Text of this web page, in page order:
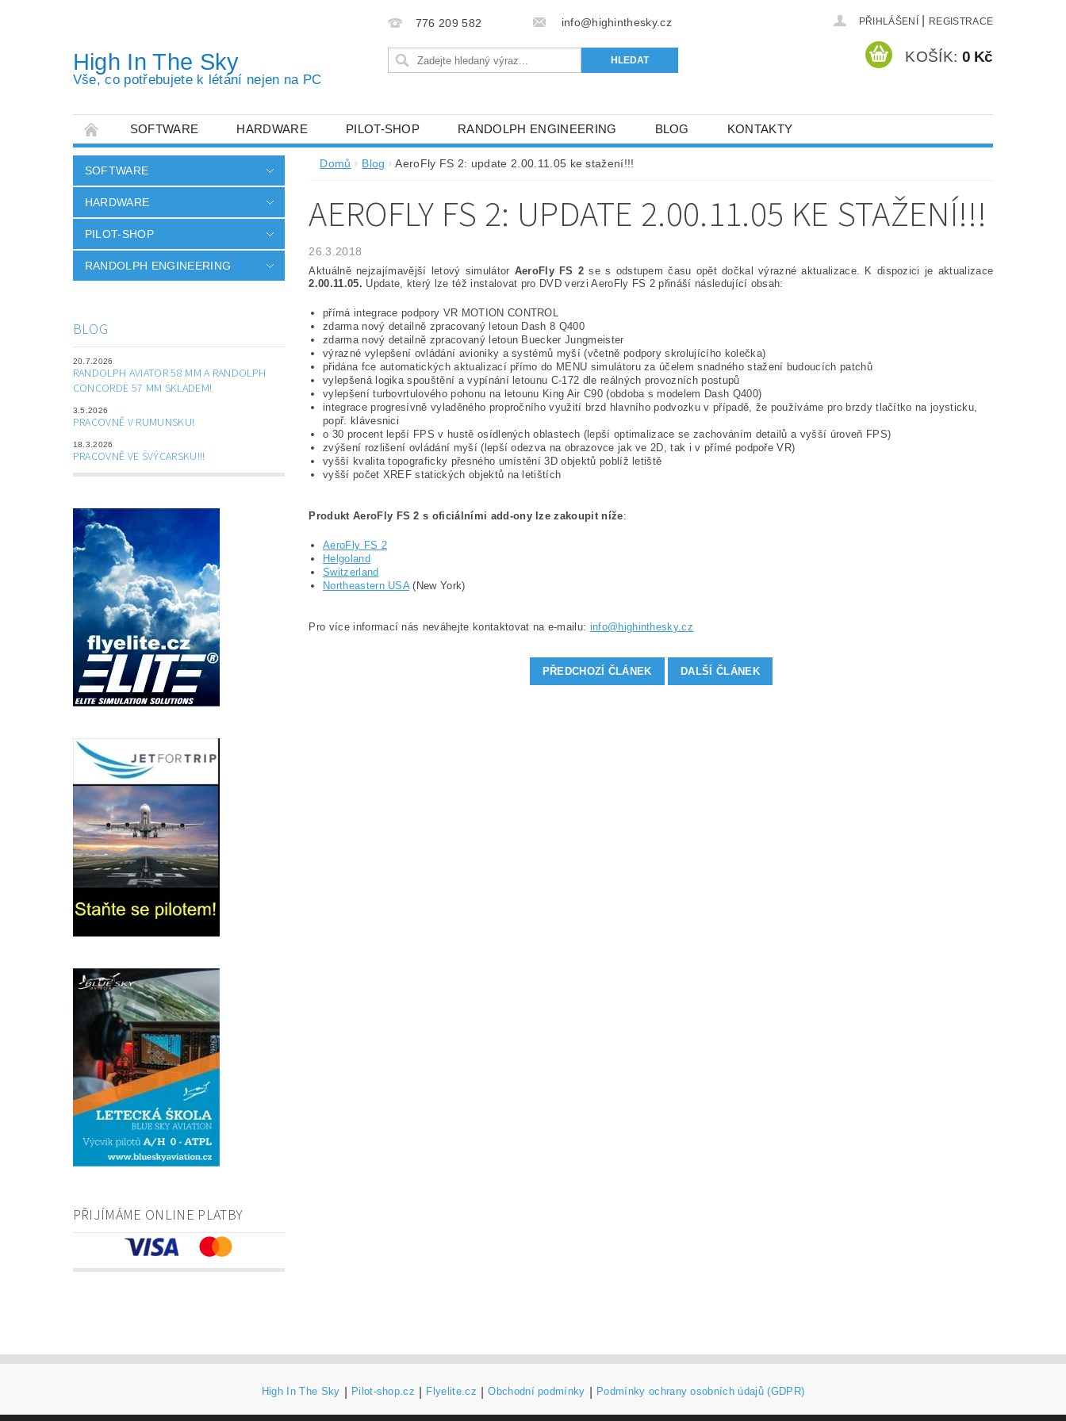
High In The Sky
Vše, co potřebujete k létání nejen na PC
776 209 582 info@highinthesky.cz PŘIHLÁŠENÍ REGISTRACE
KOŠÍK: 0 Kč
SOFTWARE HARDWARE PILOT-SHOP RANDOLPH ENGINEERING BLOG KONTAKTY
OBCHODNÍ PODMÍNKY PODMÍNKY OCHRANY OSOBNÍCH ÚDAJŮ (GDPR)
SOFTWARE
HARDWARE
PILOT-SHOP
RANDOLPH ENGINEERING
BLOG
20.7.2026
RANDOLPH AVIATOR 58 MM A RANDOLPH
CONCORDE 57 MM SKLADEM!
3.5.2026
PRACOVNĚ V RUMUNSKU!
18.3.2026
PRACOVNĚ VE ŠVÝCARSKU!!!
PŘIJÍMÁME ONLINE PLATBY
Domů Blog AeroFly FS 2: update 2.00.11.05 ke stažení!!!
AEROFLY FS 2: UPDATE 2.00.11.05 KE STAŽENÍ!!!
26.3.2018
Aktuálně nejzajímavější letový simulátor AeroFly FS 2 se s odstupem času opět dočkal výrazné aktualizace. K dispozici je aktualizace
2.00.11.05. Update, který lze též instalovat pro DVD verzi AeroFly FS 2 přináší následující obsah:
přímá integrace podpory VR MOTION CONTROL
zdarma nový detailně zpracovaný letoun Dash 8 Q400
zdarma nový detailně zpracovaný letoun Buecker Jungmeister
výrazné vylepšení ovládání avioniky a systémů myší (včetně podpory skrolujícího kolečka)
přidána fce automatických aktualizací přímo do MENU simulátoru za účelem snadného stažení budoucích patchů
vylepšená logika spouštění a vypínání letounu C-172 dle reálných provozních postupů
vylepšení turbovrtulového pohonu na letounu King Air C90 (obdoba s modelem Dash Q400)
integrace progresívně vyladěného propročního využití brzd hlavního podvozku v případě, že používáme pro brzdy tlačítko na joysticku,
popř. klávesnici
o 30 procent lepší FPS v hustě osídlených oblastech (lepší optimalizace se zachováním detailů a vyšší úroveň FPS)
zvýšení rozlišení ovládání myší (lepší odezva na obrazovce jak ve 2D, tak i v přímé podpoře VR)
vyšší kvalita topograficky přesného umístění 3D objektů poblíž letiště
vyšší počet XREF statických objektů na letištích
Produkt AeroFly FS 2 s oficiálními add-ony lze zakoupit níže:
AeroFly FS 2
Helgoland
Switzerland
Northeastern USA(New York)
Pro více informací nás neváhejte kontaktovat na e-mailu: info@highinthesky.cz
PŘEDCHOZÍ ČLÁNEK DALŠÍ ČLÁNEK
High In The Sky Pilot-shop.cz Flyelite.cz Obchodní podmínky Podmínky ochrany osobních údajů (GDPR)